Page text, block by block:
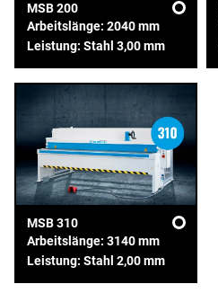
MSB 200
Arbeitslänge: 2040 mm
Leistung: Stahl 3,00 mm
MSB 310
Arbeitslänge: 3140 mm
Leistung: Stahl 2,00 mm